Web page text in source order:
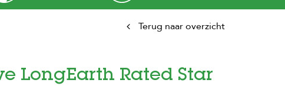
Terug naar overzicht
LongEarth Rated Star